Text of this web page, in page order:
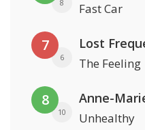
8 Fast Car
7
6
Lost
The Feeling
8
10
Anne-
Unhealthy